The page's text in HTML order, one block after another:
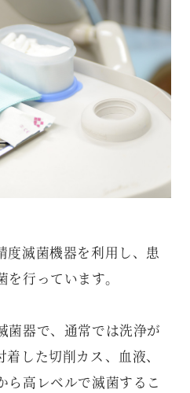
度滅菌機器を利用し、患
行っています。
菌器で、通常では洗浄が
した切削カス、血液、
ら高レベルで滅菌するこ